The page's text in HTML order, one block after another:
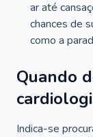
ar até
chances de
como a
Quando
Indica-se